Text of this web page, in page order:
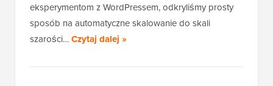
eksperymentom z WordPressem, odkryliśmy prosty
sposób na automatyczne skalowanie do skali
szarości…Czytaj dalej »